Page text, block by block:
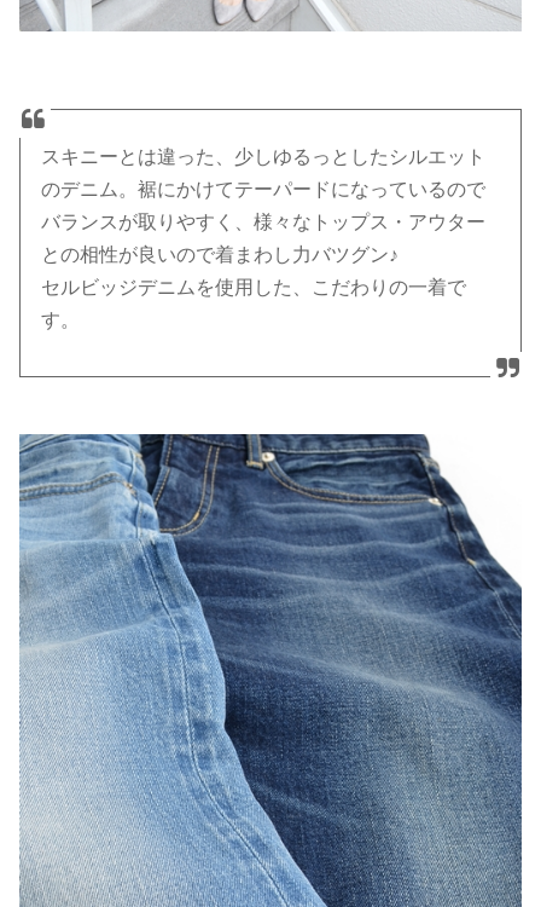
スキニーとは違った、少しゆるっとしたシルエット
のデニム。裾にかけてテーパードになっているので
バランスが取りやすく、様々なトップス・アウター
との相性が良いので着まわし力バツグン♪
セルビッジデニムを使用した、こだわりの一着で
す。